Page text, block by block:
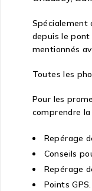
Spécialement
depuis le pont
mentionnés
Toutes les
Pour les
comprendre
Repérage
Conseils
Repérage
Points GPS.